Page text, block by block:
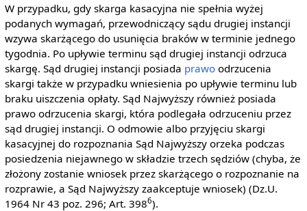
W przypadku, gdy skarga kasacyjna nie spełnia wyżej
podanych wymagań, przewodniczący sądu drugiej instancji
wzywa skarżącego do usunięcia braków w terminie jednego
tygodnia. Po upływie terminu sąd drugiej instancji odrzuca
skargę. Sąd drugiej instancji posiada prawoodrzucenia
skargi także w przypadku wniesienia po upływie terminu lub
braku uiszczenia opłaty. Sąd Najwyższy również posiada
prawo odrzucenia skargi, która podlegała odrzuceniu przez
sąd drugiej instancji. O odmowie albo przyjęciu skargi
kasacyjnej do rozpoznania Sąd Najwyższy orzeka podczas
posiedzenia niejawnego w składzie trzech sędziów (chyba, że
złożony zostanie wniosek przez skarżącego o rozpoznanie na
rozprawie, a Sąd Najwyższy zaakceptuje wniosek) (Dz.U.
1964 Nr 43 poz. 296; Art. 3986).